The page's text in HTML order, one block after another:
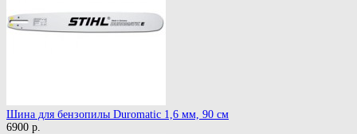
Шина для бензопилы Duromatic 1,6 мм, 90 см
6900 р.